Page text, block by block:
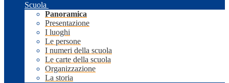
Scuola
Panoramica
Presentazione
I luoghi
Le persone
I numeri della scuola
Le carte della scuola
Organizzazione
La storia